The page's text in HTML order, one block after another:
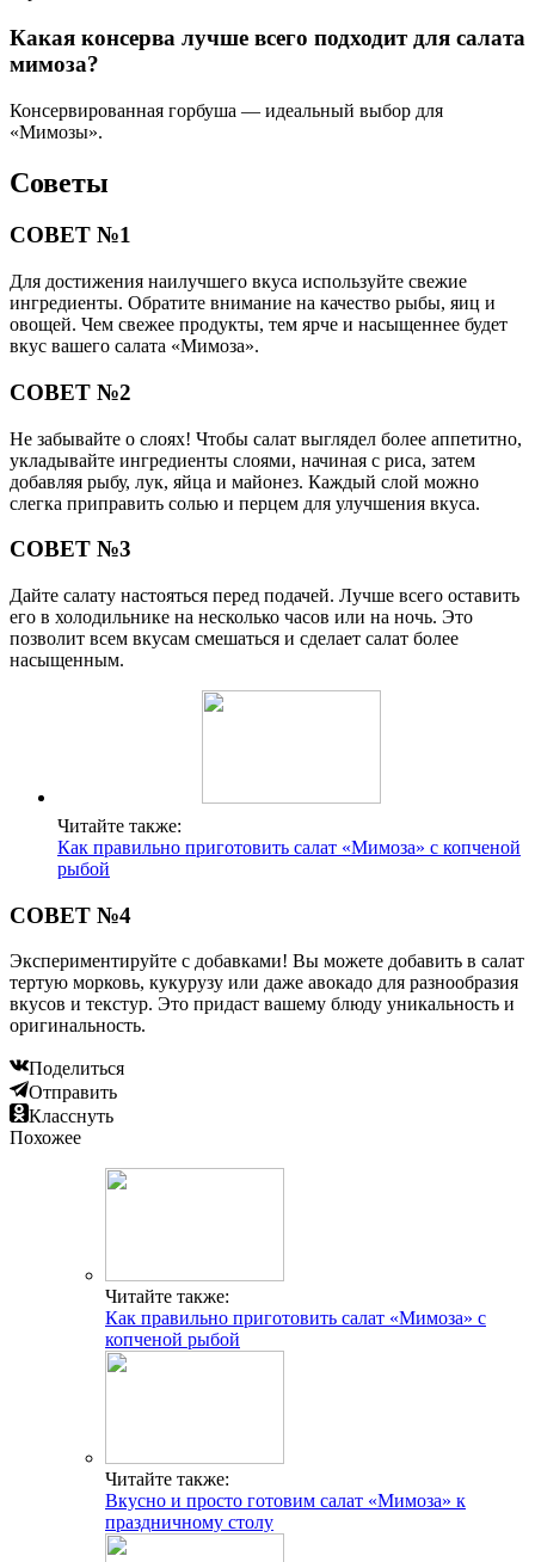
Какая консерва лучше всего подходит для салата
мимоза?
Консервированная горбуша — идеальный выбор для
«Мимозы».
Советы
СОВЕТ №1
Для достижения наилучшего вкуса используйте свежие
ингредиенты. Обратите внимание на качество рыбы, яиц и
овощей. Чем свежее продукты, тем ярче и насыщеннее будет
вкус вашего салата «Мимоза».
СОВЕТ №2
Не забывайте о слоях! Чтобы салат выглядел более аппетитно,
укладывайте ингредиенты слоями, начиная с риса, затем
добавляя рыбу, лук, яйца и майонез. Каждый слой можно
слегка приправить солью и перцем для улучшения вкуса.
СОВЕТ №3
Дайте салату настояться перед подачей. Лучше всего оставить
его в холодильнике на несколько часов или на ночь. Это
позволит всем вкусам смешаться и сделает салат более
насыщенным.
Читайте также:
Как правильно приготовить салат «Мимоза» с копченой
рыбой
СОВЕТ №4
Экспериментируйте с добавками! Вы можете добавить в салат
тертую морковь, кукурузу или даже авокадо для разнообразия
вкусов и текстур. Это придаст вашему блюду уникальность и
оригинальность.
Поделиться
Отправить
Класснуть
Похожее
Читайте также:
Как правильно приготовить салат «Мимоза» с
копченой рыбой
Читайте также:
Вкусно и просто готовим салат «Мимоза» к
праздничному столу